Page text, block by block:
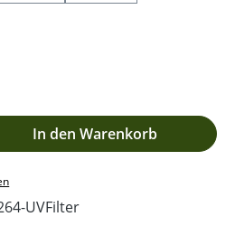
den gewünschten
In den Warenkorb
UVFilter